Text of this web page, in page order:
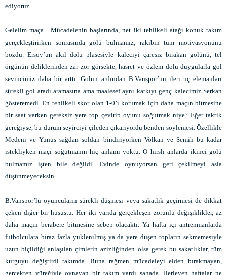
ediyoruz…
Gelelim maça... Mücadelenin başlarında, net iki tehlikeli atağı konuk takım
gerçekleştirirken sonrasında golü bulmamız, rakibin tüm motivasyonunu
bozdu. Ersoy’un akıl dolu plasesiyle kaleciyi çaresiz bırakan golünü, tel
örgünün deliklerinden zar zor görsekte, hasret ve özlem dolu duygularla gol
sevincimiz daha bir arttı. Golün ardından B.Vanspor’un ileri uç elemanları
sürekli gol aradı aramasına ama maalesef aynı katkıyı genç kalecimiz Serkan
gösteremedi. En tehlikeli skor olan 1-0’ı korumak için daha maçın bitmesine
bir saat varken gereksiz yere top çevirip oyunu soğutmak niye? Eğer taktik
gereğiyse, bu durum seyirciyi çileden çıkarıyordu benden söylemesi. Özellikle
Medeni ve Yunus sağdan soldan bindiriyorken Volkan ve Semih bu kadar
istekliyken maçı soğutmanın hiç anlamı yoktu. O hırslı anlarda ikinci golü
bulmamız işten bile değildi. Evinde oynuyorsan geri çekilmeyi asla
düşünmeyeceksin.
B.Vanspor’lu oyuncuların sürekli düşmesi veya sakatlık geçirmesi de dikkat
çeken diğer bir husustu. Her iki yarıda gerçekleşen zorunlu değişiklikler, az
daha maçın berabere bitmesine sebep olacaktı. Ya hafta içi antrenmanlarda
futbolculara biraz fazla yüklenilmiş ya da yere düşen topların sekmemesiyle
uzun biçildiği anlaşılan çimlerin azizliğinden olsa gerek bu sakatlıklar, tüm
kurguyu değiştirdi takımda. Buna rağmen mücadeleyi elden bırakmayan,
gerçekten yüreğiyle oynayan bir takım vardı sahada. İlerleyen haftalar ne